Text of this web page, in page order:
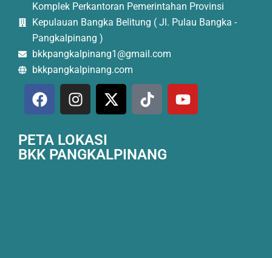
Komplek Perkantoran Pemerintahan Provinsi
Kepulauan Bangka Belitung ( Jl. Pulau Bangka -
Pangkalpinang )
bkkpangkalpinang1@gmail.com
bkkpangkalpinang.com
PETA LOKASI
BKK PANGKALPINANG